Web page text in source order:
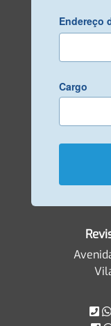
Endereço
Cargo